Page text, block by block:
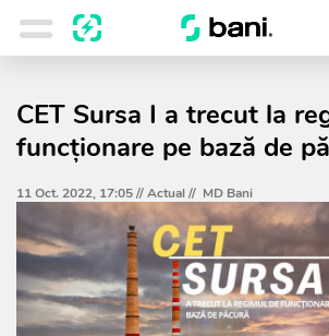
CET Sursa I a trecut la
funcționare pe bază de
11 Oct. 2022, 17:05 //Actual// MD Bani